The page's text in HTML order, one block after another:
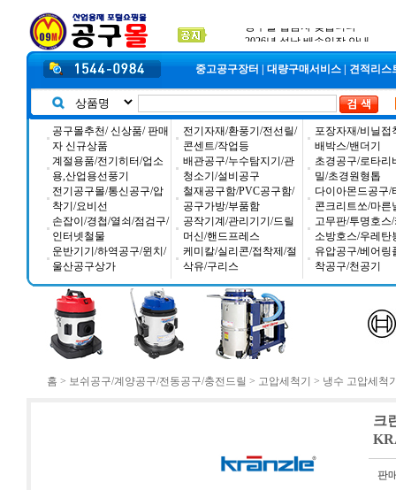
공구몰 입금자 찾습니다
중고공구장터 대량구매서비스 견적리스
공구몰추천/ 신상품/ 판매
자 신규상품
계절용품/전기히터/업소
용,산업용선풍기
전기공구몰/통신공구/압
착기/요비선
손잡이/경첩/열쇠/점검구/
인터넷철물
운반기기/하역공구/윈치/
울산공구상가
전기자재/환풍기/전선릴/
콘센트/작업등
배관공구/누수탐지기/관
청소기/설비공구
철재공구함/PVC공구함/
공구가방/부품함
공작기계/관리기기/드릴
머신/핸드프레스
케미칼/실리콘/접착제/절
삭유/구리스
포장자재/비닐접
배박스/밴더기
초경공구/로타리
밀/초경원형톱
다이아몬드공구/
콘크리트쏘/마른
고무판/투명호스
소방호스/우레탄
유압공구/베어링
착공구/천공기
홈 > 보쉬공구/계양공구/전동공구/충전드릴 > 고압세척기 > 냉수 고압세척
크
판